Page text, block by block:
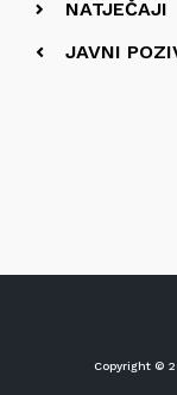
NATJEČAJI
JAVNI
Copyright ©